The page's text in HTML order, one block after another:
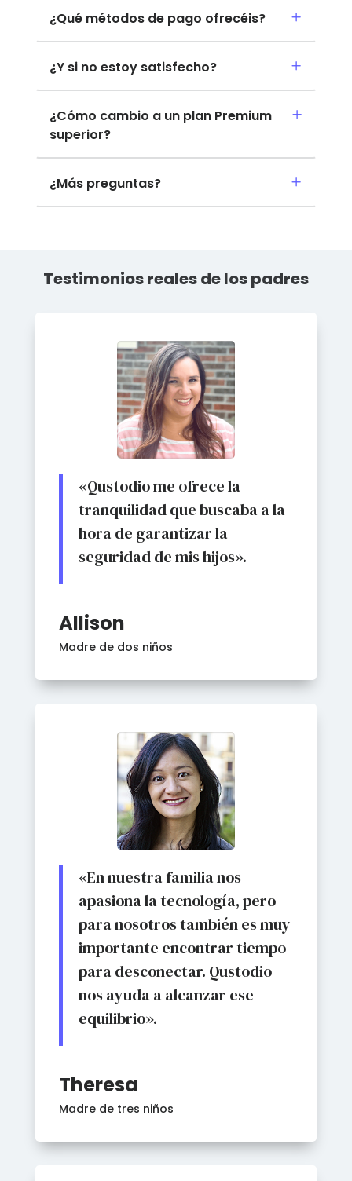
¿Qué métodos de pago ofrecéis?
¿Y si no estoy satisfecho?
¿Cómo cambio a un plan Premium
superior?
¿Más preguntas?
Testimonios reales de los padres
«Qustodio me ofrece la
tranquilidad que buscaba a la
hora de garantizar la
seguridad de mis hijos».
Allison
Madre de dos niños
«En nuestra familia nos
apasiona la tecnología, pero
para nosotros también es muy
importante encontrar tiempo
para desconectar. Qustodio
nos ayuda a alcanzar ese
equilibrio».
Theresa
Madre de tres niños